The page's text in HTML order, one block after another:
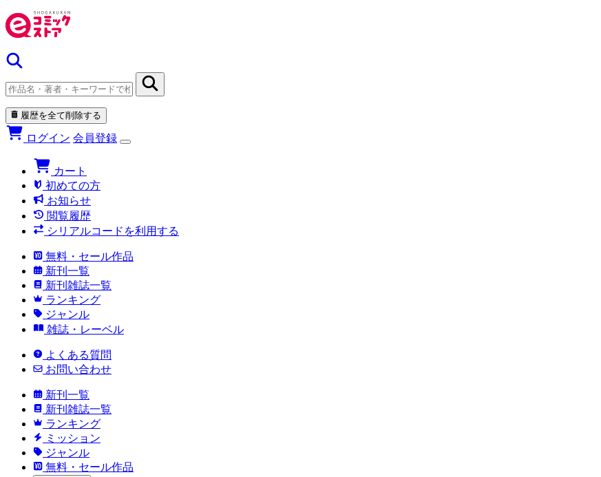
履歴を全て削除する
ログイン 会員登録
カート
初めての方
お知らせ
閲覧履歴
シリアルコードを利用する
無料・セール作品
新刊一覧
新刊雑誌一覧
ランキング
ジャンル
雑誌・レーベル
よくある質問
お問い合わせ
新刊一覧
新刊雑誌一覧
ランキング
ミッション
ジャンル
無料・セール作品